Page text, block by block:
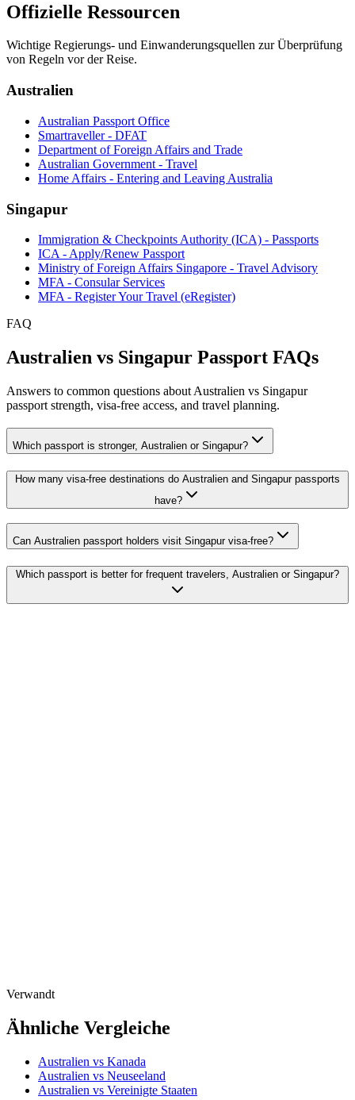
Offizielle Ressourcen
Wichtige Regierungs- und Einwanderungsquellen zur Überprüfung
von Regeln vor der Reise.
Australien
Australian Passport Office
Smartraveller - DFAT
Department of Foreign Affairs and Trade
Australian Government - Travel
Home Affairs - Entering and Leaving Australia
Singapur
Immigration & Checkpoints Authority (ICA) - Passports
ICA - Apply/Renew Passport
Ministry of Foreign Affairs Singapore - Travel Advisory
MFA - Consular Services
MFA - Register Your Travel (eRegister)
FAQ
Australien vs Singapur Passport FAQs
Answers to common questions about Australien vs Singapur
passport strength, visa-free access, and travel planning.
Which passport is stronger, Australien or Singapur?
How many visa-free destinations do Australien and Singapur passports
have?
Can Australien passport holders visit Singapur visa-free?
Which passport is better for frequent travelers, Australien or Singapur?
Verwandt
Ähnliche Vergleiche
Australien vs Kanada
Australien vs Neuseeland
Australien vs Vereinigte Staaten